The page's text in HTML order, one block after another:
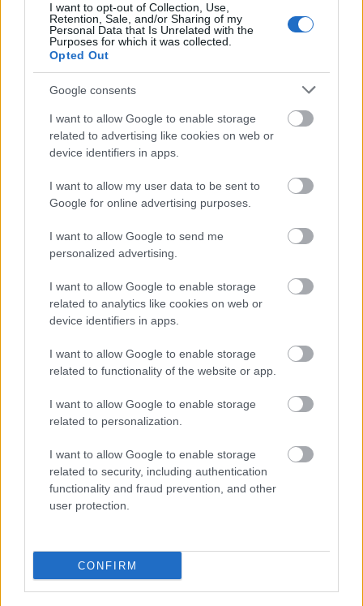
I want to opt-out of Collection, Use,
Retention, Sale, and/or Sharing of my
Personal Data that Is Unrelated with the
Purposes for which it was collected.
Opted Out
Google consents
I want to allow Google to enable storage
related to advertising like cookies on web or
device identifiers in apps.
I want to allow my user data to be sent to
Google for online advertising purposes.
I want to allow Google to send me
personalized advertising.
I want to allow Google to enable storage
related to analytics like cookies on web or
device identifiers in apps.
I want to allow Google to enable storage
related to functionality of the website or app.
I want to allow Google to enable storage
related to personalization.
I want to allow Google to enable storage
related to security, including authentication
functionality and fraud prevention, and other
user protection.
CONFIRM
HÍREK egy órája
Többszörösére ugrott a napelemek és a
HÍREK 2 órája
Kicsi, de fontos gazdasági partnerünk Svájc
GLOBÁL 2 órája
forint sem állta útját a növekedésnek
EGÉSZSÉGIPAR 2 órája